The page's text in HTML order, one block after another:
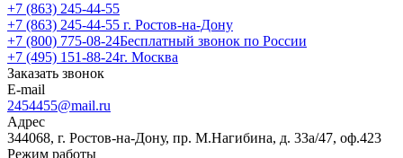
+7 (863) 245-44-55
+7 (863) 245-44-55 г. Ростов-на-Дону
+7 (800) 775-08-24Бесплатный звонок по России
+7 (495) 151-88-24г. Москва
Заказать звонок
E-mail
2454455@mail.ru
Адрес
344068, г. Ростов-на-Дону, пр. М.Нагибина, д. 33а/47, оф.423
Режим работы